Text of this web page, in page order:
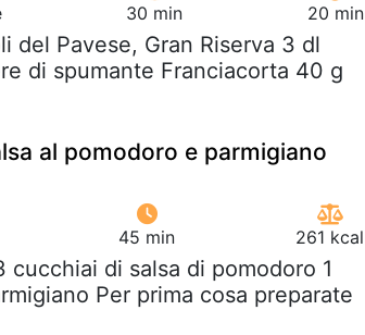
30 min 20 min
del Pavese, Gran Riserva 3 dl
di spumante Franciacorta 40 g
al pomodoro e parmigiano
45 min 261 kcal
di salsa di pomodoro 1
Per prima cosa preparate